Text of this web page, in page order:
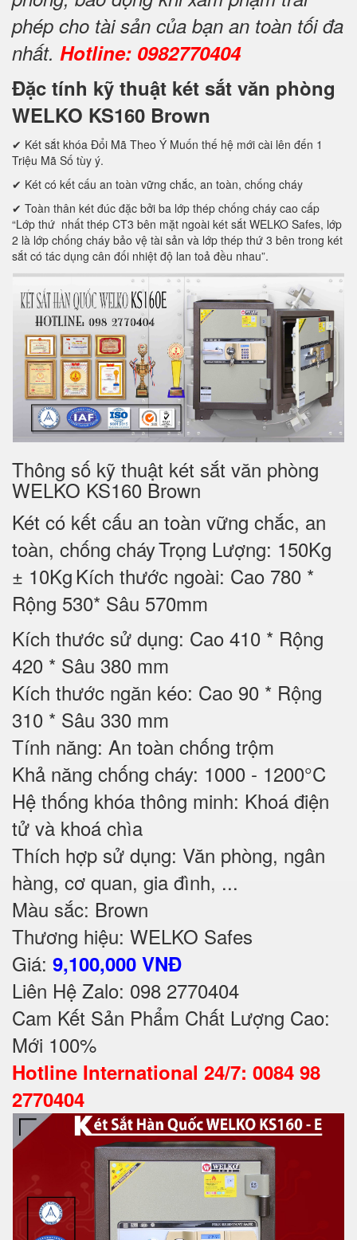
phép cho tài sản của bạn an toàn tối đa
nhất. Hotline: 0982770404
Đặc tính kỹ thuật két sắt văn phòng
WELKO KS160 Brown
✔ Két sắt khóa Đổi Mã Theo Ý Muốn thế hệ mới cài lên đến 1
Triệu Mã Số tùy ý.
✔ Két có kết cấu an toàn vững chắc, an toàn, chống cháy
✔ Toàn thân két đúc đặc bởi ba lớp thép chống cháy cao cấp
“Lớp thứ nhất thép CT3 bên mặt ngoài két sắt WELKO Safes, lớp
2 là lớp chống cháy bảo vệ tài sản và lớp thép thứ 3 bên trong két
sắt có tác dụng cân đối nhiệt độ lan toả đều nhau”.
Thông số kỹ thuật két sắt văn phòng
WELKO KS160 Brown
Két có kết cấu an toàn vững chắc, an
toàn, chống cháyTrọng Lượng: 150Kg
± 10Kg Kích thước ngoài: Cao 780 *
Rộng 530* Sâu 570mm
Kích thước sử dụng: Cao 410 * Rộng
420 * Sâu 380 mm
Kích thước ngăn kéo: Cao 90 * Rộng
310 * Sâu 330 mm
Tính năng: An toàn chống trộm
Khả năng chống cháy: 1000 - 1200°C
Hệ thống khóa thông minh: Khoá điện
tử và khoá chìa
Thích hợp sử dụng: Văn phòng, ngân
hàng, cơ quan, gia đình, ...
Màu sắc: Brown
Thương hiệu: WELKO Safes
Giá: 9,100,000 VNĐ
Liên Hệ Zalo: 098 2770404
Cam Kết Sản Phẩm Chất Lượng Cao:
Mới 100%
Hotline International 24/7: 0084 98
2770404